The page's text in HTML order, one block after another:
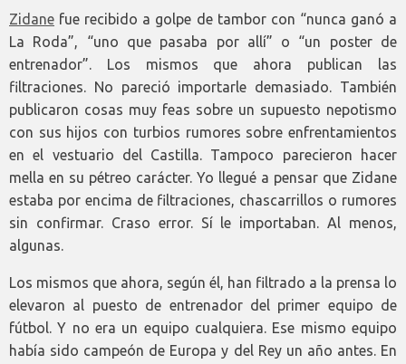
Zidane fue recibido a golpe de tambor con “nunca ganó a
La Roda”, “uno que pasaba por allí” o “un poster de
entrenador”. Los mismos que ahora publican las
filtraciones. No pareció importarle demasiado. También
publicaron cosas muy feas sobre un supuesto nepotismo
con sus hijos con turbios rumores sobre enfrentamientos
en el vestuario del Castilla. Tampoco parecieron hacer
mella en su pétreo carácter. Yo llegué a pensar que Zidane
estaba por encima de filtraciones, chascarrillos o rumores
sin confirmar. Craso error. Sí le importaban. Al menos,
algunas.
Los mismos que ahora, según él, han filtrado a la prensa lo
elevaron al puesto de entrenador del primer equipo de
fútbol. Y no era un equipo cualquiera. Ese mismo equipo
había sido campeón de Europa y del Rey un año antes. En